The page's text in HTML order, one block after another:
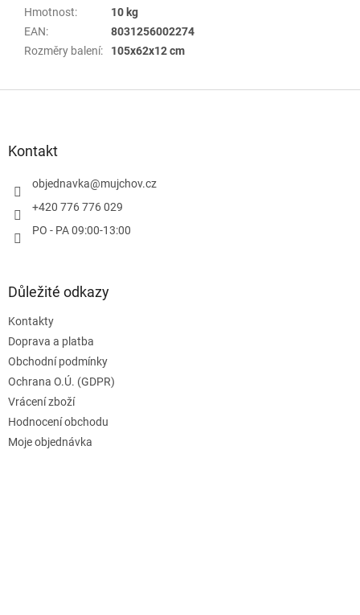
Hmotnost:
10 kg
EAN:
8031256002274
Rozměry balení: 105x62x12 cm
Kontakt
objednavka@mujchov.cz
+420 776 776 029
PO - PA 09:00-13:00
Důležité odkazy
Kontakty
Doprava a platba
Obchodní podmínky
Ochrana O.Ú. (GDPR)
Vrácení zboží
Hodnocení obchodu
Moje objednávka